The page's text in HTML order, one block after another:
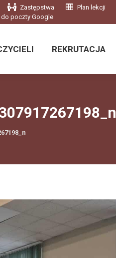
Zastępstwa Plan lekcji
poczty Google
REKRUTACJA
REKRUTACJA